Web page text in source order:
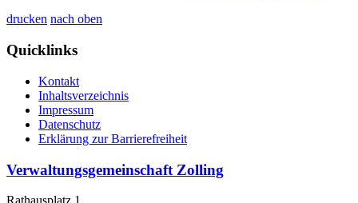
drucken nach oben
Quicklinks
Kontakt
Inhaltsverzeichnis
Impressum
Datenschutz
Erklärung zur Barrierefreiheit
Verwaltungsgemeinschaft Zolling